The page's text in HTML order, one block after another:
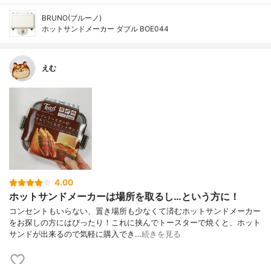
BRUNO(ブルーノ)
ホットサンドメーカー ダブル BOE044
えむ
4.00
ホットサンドメーカーは場所を取るし…という方に！
コンセントもいらない、置き場所も少なくて済むホットサンドメーカー
をお探しの方にはぴったり！これに挟んでトースターで焼くと、ホット
サンドが出来るので気軽に購入でき…続きを見る